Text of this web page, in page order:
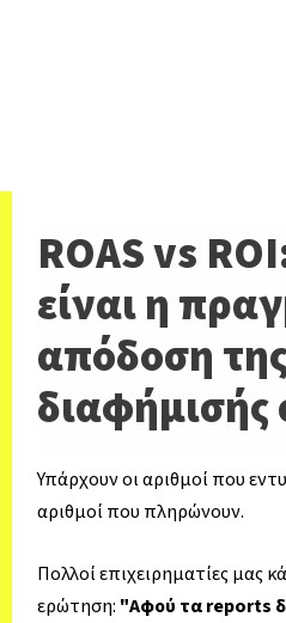
ROAS vs
είναι η
απόδοση
διαφήμισής
Υπάρχουν οι αριθμοί που
αριθμοί που πληρώνουν.
Πολλοί επιχειρηματίες μας
ερώτηση: "Αφού τα reports